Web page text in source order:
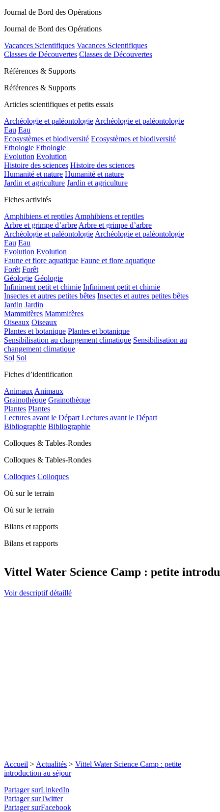
Journal de Bord des Opérations
Journal de Bord des Opérations
Vacances Scientifiques Vacances Scientifiques
Classes de Découvertes Classes de Découvertes
Références & Supports
Références & Supports
Articles scientifiques et petits essais
Archéologie et paléontologie Archéologie et paléontologie
Eau Eau
Ecosystèmes et biodiversité Ecosystèmes et biodiversité
Ethologie Ethologie
Evolution Evolution
Histoire des sciences Histoire des sciences
Humanité et nature Humanité et nature
Jardin et agriculture Jardin et agriculture
Fiches activités
Amphibiens et reptiles Amphibiens et reptiles
Arbre et grimpe d’arbre Arbre et grimpe d’arbre
Archéologie et paléontologie Archéologie et paléontologie
Eau Eau
Evolution Evolution
Faune et flore aquatique Faune et flore aquatique
Forêt Forêt
Géologie Géologie
Infiniment petit et chimie Infiniment petit et chimie
Insectes et autres petites bêtes Insectes et autres petites bêtes
Jardin Jardin
Mammifères Mammifères
Oiseaux Oiseaux
Plantes et botanique Plantes et botanique
Sensibilisation au changement climatique Sensibilisation au
changement climatique
Sol Sol
Fiches d’identification
Animaux Animaux
Grainothèque Grainothèque
Plantes Plantes
Lectures avant le Départ Lectures avant le Départ
Bibliographie Bibliographie
Colloques & Tables-Rondes
Colloques & Tables-Rondes
Colloques Colloques
Où sur le terrain
Où sur le terrain
Bilans et rapports
Bilans et rapports
Vittel Water Science Camp : petite
Voir descriptif détaillé
Accueil > Actualités > Vittel Water Science Camp : petite
introduction au séjour
Partager surLinkedIn
Partager surTwitter
Partager surFacebook